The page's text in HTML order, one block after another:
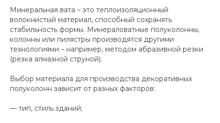
Минеральная вата – это теплоизоляционный
волокнистый материал, способный сохранять
стабильность формы. Минераловатные полуколонны,
колонны или пилястры производятся другими
технологиями – например, методом абразивной резки
(резка алмазной струной).
Выбор материала для производства декоративных
полуколонн зависит от разных факторов:
— тип, стиль зданий;